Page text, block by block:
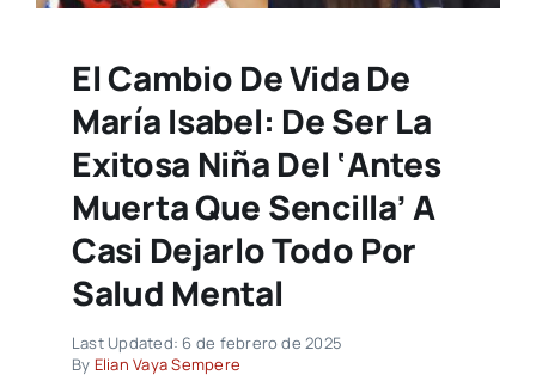
El Cambio De Vida De
María Isabel: De Ser La
Exitosa Niña Del ‘Antes
Muerta Que Sencilla’ A
Casi Dejarlo Todo Por
Salud Mental
Last Updated: 6 de febrero de 2025
By Elian Vaya Sempere